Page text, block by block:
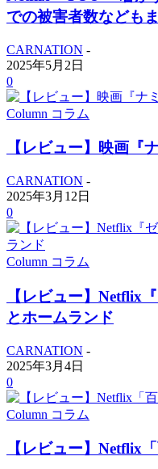
での被害者数なども
CARNATION -
2025年5月2日
0
Column コラム
【レビュー】映画『
CARNATION -
2025年3月12日
0
Column コラム
【レビュー】Netflix
とホームランド
CARNATION -
2025年3月4日
0
Column コラム
【レビュー】Netflix